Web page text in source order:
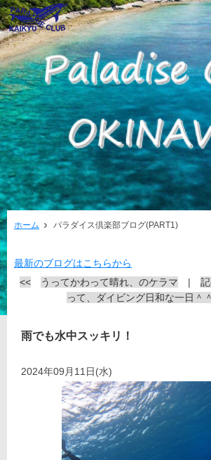
ホーム パラダイス倶楽部ブログ(PART1)
最新のブログはこちらから
<<
うってかわって晴れ、のケラマ |
って、ダイビング日和な一日＾＾
雨でも水中スッキリ！
2024年09月11日(水)